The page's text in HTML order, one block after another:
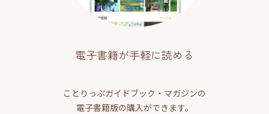
電子書籍が手軽に読める
ことりっぷガイドブック・マガジンの
電子書籍版の購入ができます。